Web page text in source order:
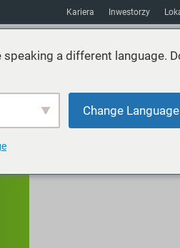
Kariera Inwestorzy
a different language.
Change Language